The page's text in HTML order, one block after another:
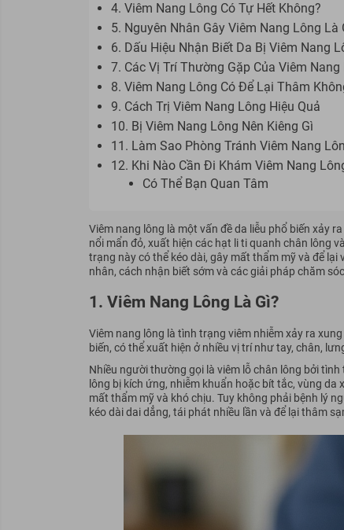
4. Viêm Nang Lông Có Tự Hết Không?
5. Nguyên Nhân Gây Viêm Nang Lông Là
6. Dấu Hiệu Nhận Biết Da Bị Viêm Nang
7. Các Vị Trí Thường Gặp Của Viêm Nang
8. Viêm Nang Lông Có Để Lại Thâm
9. Cách Trị Viêm Nang Lông Hiệu Quả
10. Bị Viêm Nang Lông Nên Kiêng Gì
11. Làm Sao Phòng Tránh Viêm Nang
12. Khi Nào Cần Đi Khám Viêm Nang
Có Thể Bạn Quan Tâm
Viêm nang lông là một vấn đề da liễu phổ biến xảy
nổi mẩn đỏ, xuất hiện các hạt li ti quanh chân lông
trạng này có thể kéo dài, gây mất thẩm mỹ và để lại
nhân, cách nhận biết sớm và các giải pháp chăm
1. Viêm Nang Lông Là Gì?
Viêm nang lông là tình trạng viêm nhiễm xảy ra
biến, có thể xuất hiện ở nhiều vị trí như tay, chân,
Nhiều người thường gọi là viêm lỗ chân lông bởi
lông bị kích ứng, nhiễm khuẩn hoặc bít tắc, vùng
mất thẩm mỹ và khó chịu. Tuy không phải bệnh lý
kéo dài dai dẳng, tái phát nhiều lần và để lại thâm